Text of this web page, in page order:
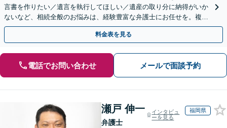
言書を作りたい／遺言を執行してほしい／遺産の取り分に納得がいか
ないなど、相続全般のお悩みは、経験豊富な弁護士にお任せを。複雑
な問題も粘り強く対応し、解決に導きます。
料金表を見る
電話でお問い合わせ メールで面談予約
瀬戸 伸一
弁護士
インタビュ
ーを見る
福岡県